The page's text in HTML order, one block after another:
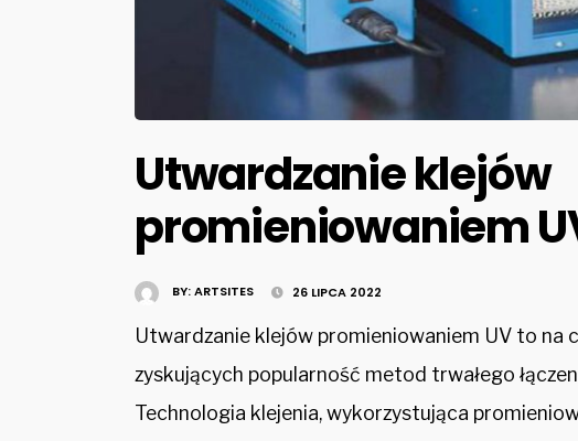
Utwardzanie klejów
promieniowaniem
BY:ARTSITES 26 LIPCA 2022
Utwardzanie klejów promieniowaniem UV to na
zyskujących popularność metod trwałego
Technologia klejenia, wykorzystująca